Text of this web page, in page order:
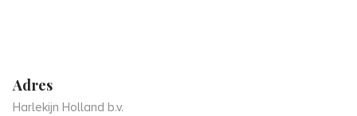
Adres
Harlekijn Holland b.v.